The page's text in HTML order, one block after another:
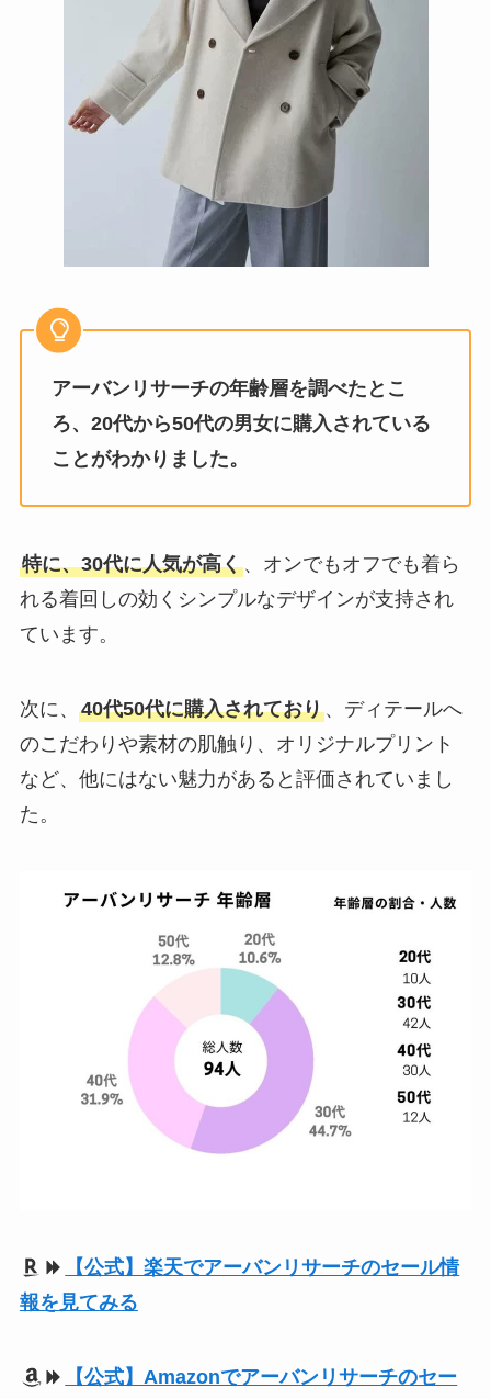
アーバンリサーチの年齢層を調べたとこ
ろ、20代から50代の男女に購入されている
ことがわかりました。
特に、30代に人気が高く、オンでもオフでも着ら
れる着回しの効くシンプルなデザインが支持され
ています。
次に、 40代50代に購入されており、ディテールへ
のこだわりや素材の肌触り、オリジナルプリント
など、他にはない魅力があると評価されていまし
た。
【公式】楽天でアーバンリサーチのセール情
報を見てみる
【公式】Amazonでアーバンリサーチのセー